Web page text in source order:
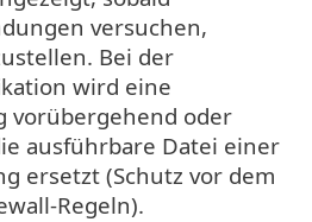
versuchen,
Bei der
wird eine
vorübergehend oder
ausführbare Datei einer
ersetzt (Schutz vor dem
Regeln).